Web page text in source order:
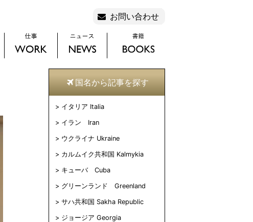
お問い合わせ
国名から記事を探す
イタリア Italia
イラン Iran
ウクライナ Ukraine
カルムイク共和国 Kalmykia
キューバ Cuba
グリーンランド Greenland
サハ共和国 Sakha Republic
ジョージア Georgia